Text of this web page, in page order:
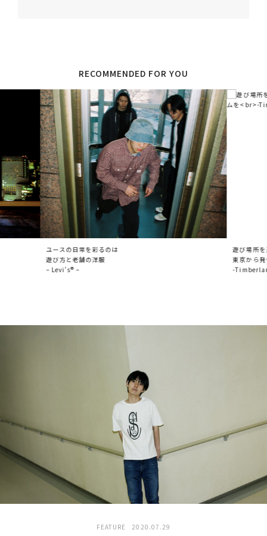
RECOMMENDED FOR YOU
ユースの日常を彩るのは
遊び方と老舗の洋服
– Levi’s® –
遊び場所
東京から
-
FEATURE 2020.07.29